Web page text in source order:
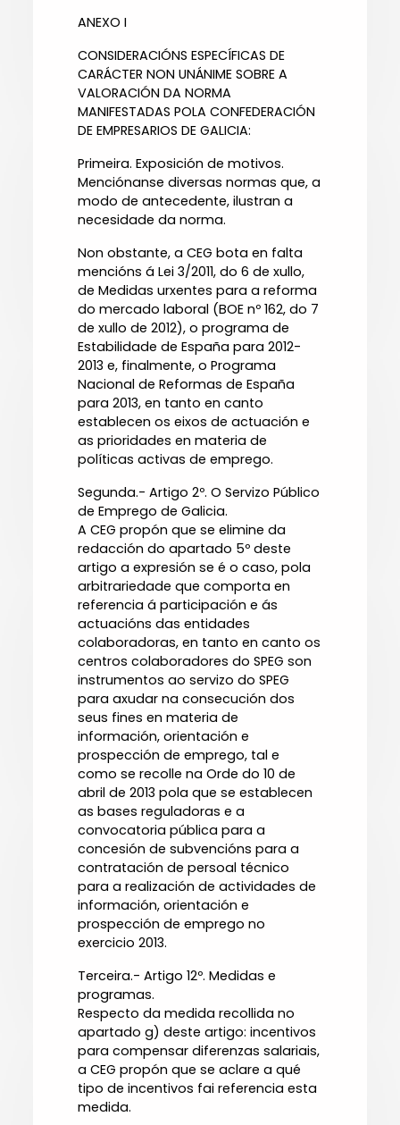
ANEXO I
CONSIDERACIÓNS ESPECÍFICAS DE
CARÁCTER NON UNÁNIME SOBRE A
VALORACIÓN DA NORMA
MANIFESTADAS POLA CONFEDERACIÓN
DE EMPRESARIOS DE GALICIA:
Primeira. Exposición de motivos.
Menciónanse diversas normas que, a
modo de antecedente, ilustran a
necesidade da norma.
Non obstante, a CEG bota en falta
mencións á Lei 3/2011, do 6 de xullo,
de Medidas urxentes para a reforma
do mercado laboral (BOE nº 162, do 7
de xullo de 2012), o programa de
Estabilidade de España para 2012-
2013 e, finalmente, o Programa
Nacional de Reformas de España
para 2013, en tanto en canto
establecen os eixos de actuación e
as prioridades en materia de
políticas activas de emprego.
Segunda.- Artigo 2º. O Servizo Público
de Emprego de Galicia.
A CEG propón que se elimine da
redacción do apartado 5º deste
artigo a expresión se é o caso, pola
arbitrariedade que comporta en
referencia á participación e ás
actuacións das entidades
colaboradoras, en tanto en canto os
centros colaboradores do SPEG son
instrumentos ao servizo do SPEG
para axudar na consecución dos
seus fines en materia de
información, orientación e
prospección de emprego, tal e
como se recolle na Orde do 10 de
abril de 2013 pola que se establecen
as bases reguladoras e a
convocatoria pública para a
concesión de subvencións para a
contratación de persoal técnico
para a realización de actividades de
información, orientación e
prospección de emprego no
exercicio 2013.
Terceira.- Artigo 12º. Medidas e
programas.
Respecto da medida recollida no
apartado g) deste artigo: incentivos
para compensar diferenzas salariais,
a CEG propón que se aclare a qué
tipo de incentivos fai referencia esta
medida.